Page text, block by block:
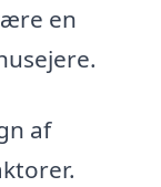
en
af